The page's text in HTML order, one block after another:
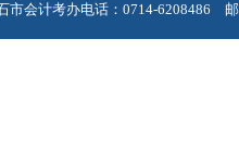
会计考办电话：0714-6208486